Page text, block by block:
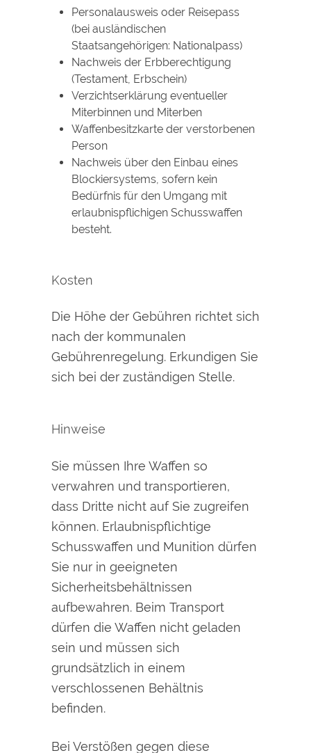
Personalausweis oder Reisepass
(bei ausländischen
Staatsangehörigen: Nationalpass)
Nachweis der Erbberechtigung
(Testament, Erbschein)
Verzichtserklärung eventueller
Miterbinnen und Miterben
Waffenbesitzkarte der verstorbenen
Person
Nachweis über den Einbau eines
Blockiersystems, sofern kein
Bedürfnis für den Umgang mit
erlaubnispflichigen Schusswaffen
besteht.
Kosten
Die Höhe der Gebühren richtet sich
nach der kommunalen
Gebührenregelung. Erkundigen Sie
sich bei der zuständigen Stelle.
Hinweise
Sie müssen Ihre Waffen so
verwahren und transportieren,
dass Dritte nicht auf Sie zugreifen
können. Erlaubnispflichtige
Schusswaffen und Munition dürfen
Sie nur in geeigneten
Sicherheitsbehältnissen
aufbewahren. Beim Transport
dürfen die Waffen nicht geladen
sein und müssen sich
grundsätzlich in einem
verschlossenen Behältnis
befinden.
Bei Verstößen gegen diese